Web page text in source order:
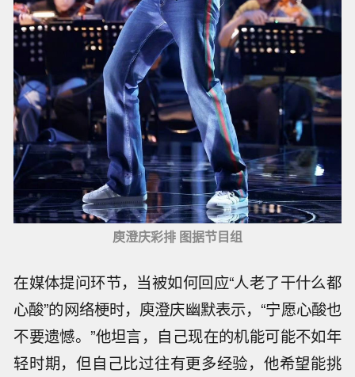
庾澄庆彩排 图据节目组
在媒体提问环节，当被如何回应“人老了干什么都
心酸”的网络梗时，庾澄庆幽默表示，“宁愿心酸也
不要遗憾。”他坦言，自己现在的机能可能不如年
轻时期，但自己比过往有更多经验，他希望能挑